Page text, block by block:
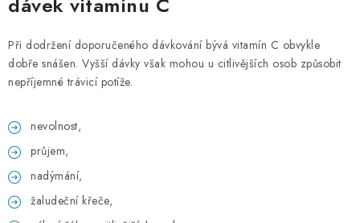
Při dodržení doporučeného dávkování bývá vitamín C obvykle
dobře snášen. Vyšší dávky však mohou u citlivějších osob způsobit
nepříjemné trávicí potíže.
nevolnost,
průjem,
nadýmání,
žaludeční křeče,